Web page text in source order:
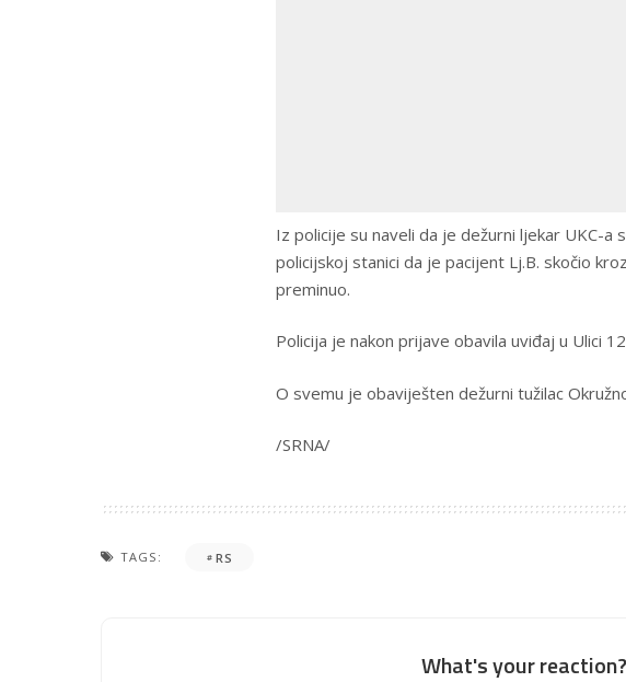
Iz policije su naveli da je dežurni ljekar UKC-a
policijskoj stanici da je pacijent Lj.B. skočio
preminuo.
Policija je nakon prijave obavila uviđaj u Ulici
O svemu je obaviješten dežurni tužilac
/SRNA/
TAGS: RS
What's your reaction?